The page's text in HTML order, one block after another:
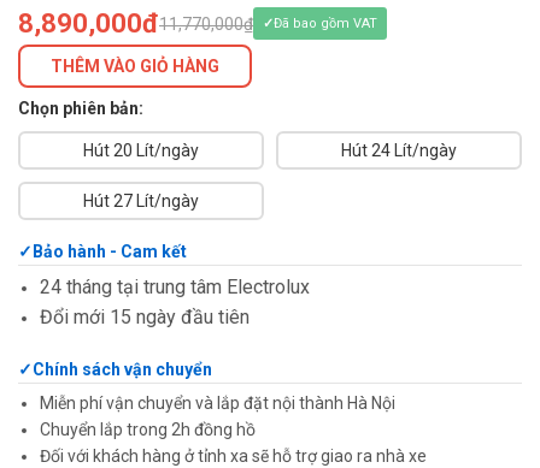
8,890,000đ11,770,000₫ Đã bao gồm VAT
THÊM VÀO GIỎ HÀNG
Chọn phiên bản:
Hút 20 Lít/ngày Hút 24 Lít/ngày
Hút 27 Lít/ngày
Bảo hành - Cam kết
24 tháng tại trung tâm Electrolux
Đổi mới 15 ngày đầu tiên
Chính sách vận chuyển
Miễn phí vận chuyển và lắp đặt nội thành Hà Nội
Chuyển lắp trong 2h đồng hồ
Đối với khách hàng ở tỉnh xa sẽ hỗ trợ giao ra nhà xe